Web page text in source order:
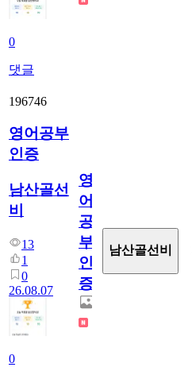
0
댓글
196746
영어공부
인증
남산골선
비
13
1
0
26.08.07
0
영
어
공
부
인
증
남산골선비